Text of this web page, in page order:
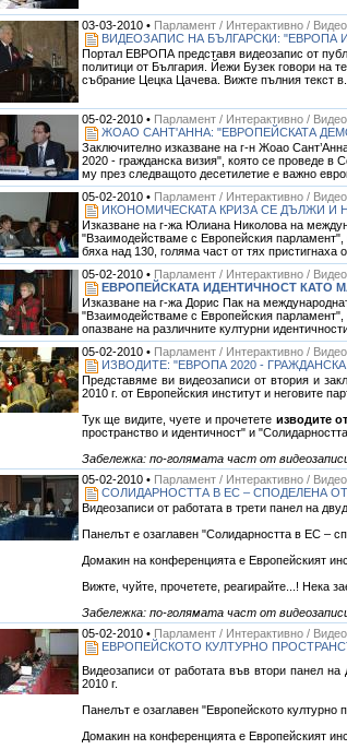
03-03-2010 • Парламент / Интерактивно / Видео
ВИДЕОЗАПИС НА БЪЛГАРСКИ: "ЕВРОПА
Портал ЕВРОПА представя видеозапис от
политици от България. Йежи Бузек говори на
събрание Цецка Цачева. Вижте пълния текст в...
05-02-2010 • Парламент / Интерактивно / Видео
ЖОАО САНТ'АННА: "ЕВРОПЕЙСКАТА
Заключително изказване на г-н Жоао
2020 - гражданска визия", която се проведе
му през следващото десетилетие е важно
05-02-2010 • Парламент / Интерактивно / Видео
ИКОНОМИЧЕСКАТА КРИЗА СЕ ДЪЛЖИ И
Изказване на г-жа Юлиана Николова на
"Взаимодействаме с Европейския
бяха над 130, голяма част от тях пристигнаха
05-02-2010 • Парламент / Интерактивно / Видео
ЕВРОПЕЙСКАТА ИДЕНТИЧНОСТ КАТО
Изказване на г-жа Дорис Пак на
"Взаимодействаме с Европейския
опазване на различните културни
05-02-2010 • Парламент / Интерактивно / Видео
ИЗВОДИТЕ: "ЕВРОПА 2020 -
Представяме ви видеозаписи от втория и
2010 г. от Европейския институт и неговите
Тук ще видите, чуете и прочетете изводите
пространство и идентичност" и
Забележка: по-голямата част от
05-02-2010 • Парламент / Интерактивно / Видео
СОЛИДАРНОСТТА В ЕС – СПОДЕЛЕНА
Видеозаписи от работата в трети панел на
Панелът е озаглавен "Солидарността в ЕС –
Домакин на конференцията е Европейският
Вижте, чуйте, прочетете, реагирайте...! Нека
Забележка: по-голямата част от
05-02-2010 • Парламент / Интерактивно / Видео
ЕВРОПЕЙСКОТО КУЛТУРНО
Видеозаписи от работата във втори панел
2010 г.
Панелът е озаглавен "Европейското културно
Домакин на конференцията е Европейският